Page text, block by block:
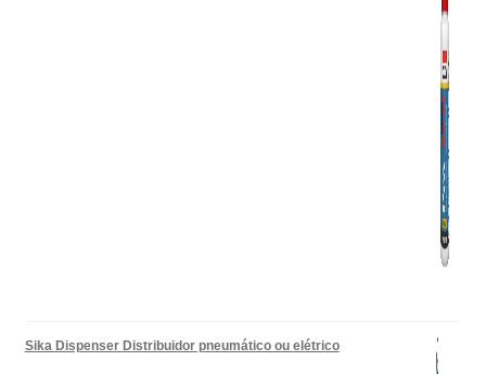
Sika Dispenser Distribuidor pneumático ou elétrico